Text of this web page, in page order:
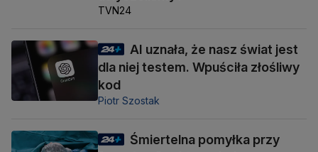
TVN24
AI uznała, że nasz świat jest
dla niej testem. Wpuściła złośliwy
kod
Piotr Szostak
Śmiertelna pomyłka przy